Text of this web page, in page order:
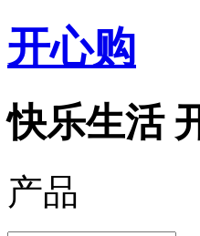
开心购
快乐生活
产品